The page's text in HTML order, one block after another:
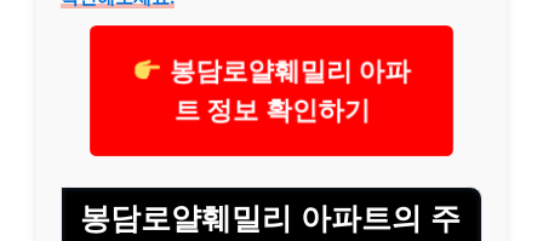
봉담로얄훼밀리 아파
트 정보 확인하기
봉담로얄훼밀리 아파트의 주